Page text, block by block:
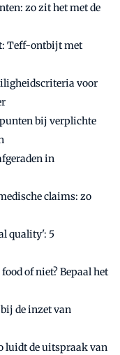
zo zit het met de
Teff-ontbijt met
voor
bij verplichte
in
claims: zo
quality': 5
of niet? Bepaal het
de inzet van
luidt de uitspraak van